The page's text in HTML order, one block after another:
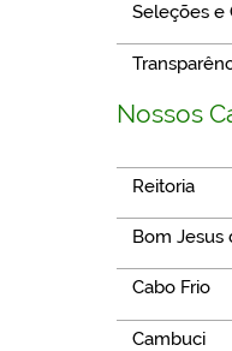
Seleções e
Nossos
Reitoria
Bom Jesus
Cabo Frio
Cambuci